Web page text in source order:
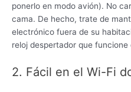
ponerlo en modo avión). No
cama. De hecho, trate de
electrónico fuera de su
reloj despertador que
2. Fácil en el Wi-Fi